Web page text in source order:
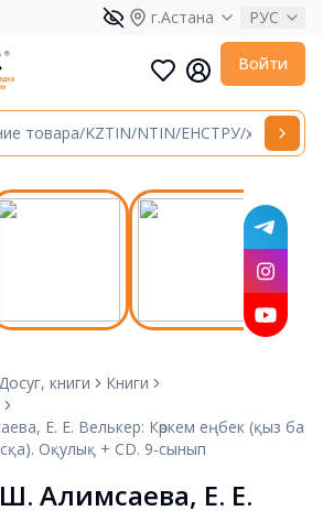
г.Астана РУС
Войти
Досуг, книги
Книги
Е. Е. Велькер: Көркем еңбек (қыз ба
Оқулық + CD. 9-сынып
Алимсаева, Е. Е.